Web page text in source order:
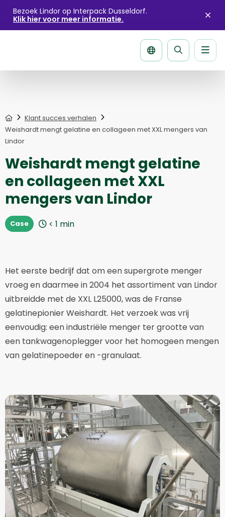
Bezoek Lindor op Interpack Dusseldorf.
Klik hier voor meer informatie.
Zoek
HomeKlant succes verhalen
Weishardt mengt gelatine en collageen met XXL mengers van
Lindor
Weishardt mengt gelatine
en collageen met XXL
mengers van Lindor
Case < 1 min
Het eerste bedrijf dat om een supergrote menger
vroeg en daarmee in 2004 het assortiment van Lindor
uitbreidde met de XXL L25000, was de Franse
gelatinepionier Weishardt. Het verzoek was vrij
eenvoudig: een industriële menger ter grootte van
een tankwagenoplegger voor het homogeen mengen
van gelatinepoeder en -granulaat.